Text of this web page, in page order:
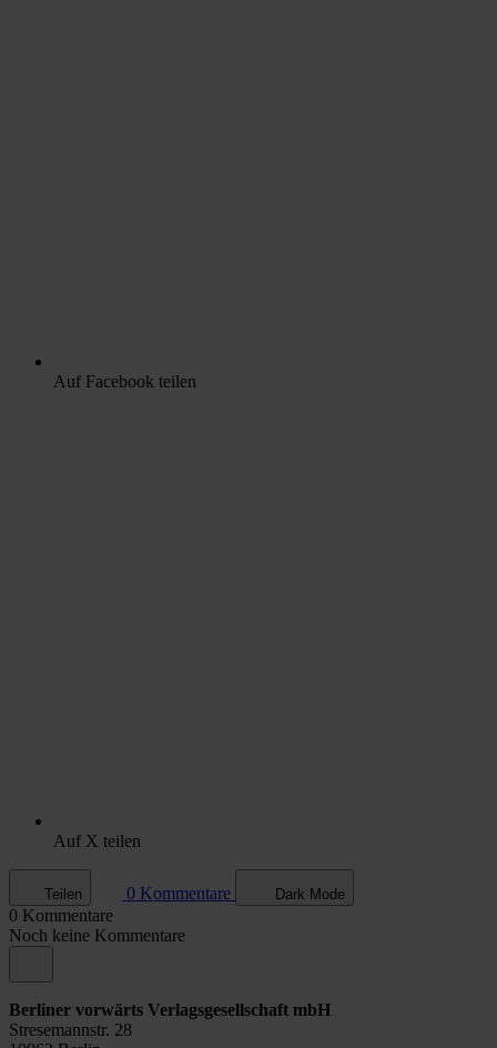
Auf Facebook teilen
Auf X teilen
Teilen 0 Kommentare Dark Mode
0 Kommentare
Noch keine Kommentare
Berliner vorwärts Verlagsgesellschaft mbH
Stresemannstr. 28